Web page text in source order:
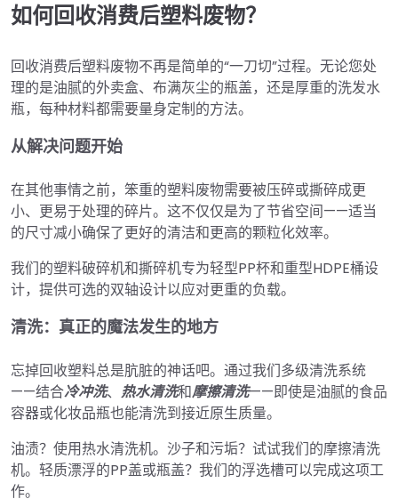
如何回收消费后塑料废物？
回收消费后塑料废物不再是简单的“一刀切”过程。无论您处
理的是油腻的外卖盒、布满灰尘的瓶盖，还是厚重的洗发水
瓶，每种材料都需要量身定制的方法。
从解决问题开始
在其他事情之前，笨重的塑料废物需要被压碎或撕碎成更
小、更易于处理的碎片。这不仅仅是为了节省空间——适当
的尺寸减小确保了更好的清洁和更高的颗粒化效率。
我们的塑料破碎机和撕碎机专为轻型PP杯和重型HDPE桶设
计，提供可选的双轴设计以应对更重的负载。
清洗：真正的魔法发生的地方
忘掉回收塑料总是肮脏的神话吧。通过我们多级清洗系统
——结合冷冲洗、 热水清洗和摩擦清洗——即使是油腻的食品
容器或化妆品瓶也能清洗到接近原生质量。
油渍？使用热水清洗机。沙子和污垢？试试我们的摩擦清洗
机。轻质漂浮的PP盖或瓶盖？我们的浮选槽可以完成这项工
作。